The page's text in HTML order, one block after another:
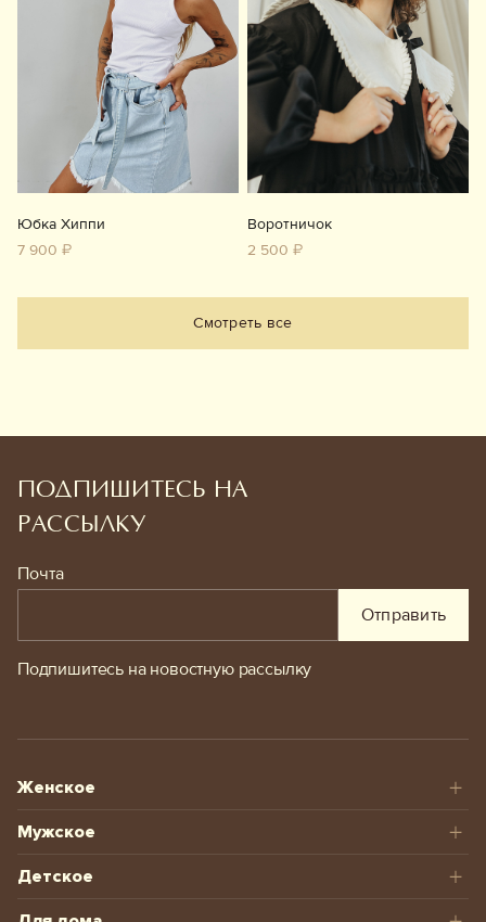
Юбка Хиппи
7 900 ₽
Воротничок
2 500 ₽
Смотреть все
ПОДПИШИТЕСЬ НА
РАССЫЛКУ
Почта
Отправить
Подпишитесь на новостную рассылку
Женское
Мужское
Детское